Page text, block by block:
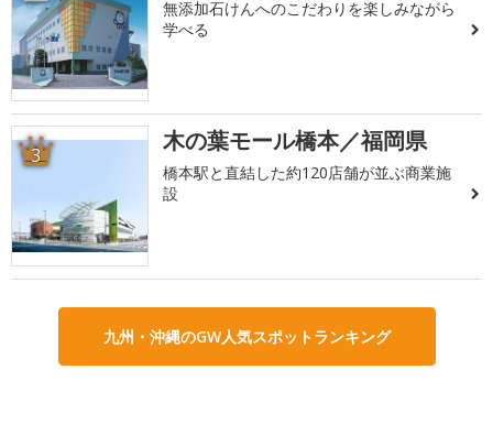
無添加石けんへのこだわりを楽しみながら
学べる
3 木の葉モール橋本／福岡県
橋本駅と直結した約120店舗が並ぶ商業施
設
九州・沖縄のGW人気スポットランキング